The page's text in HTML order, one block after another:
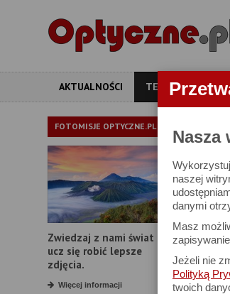
Nasza
naszej
danymi
Masz
Jeżeli nie
Polityką
twoich
AKTUALNOŚCI TESTY
FOTOMISJE OPTYCZNE.PL
Zwiedzaj z nami świat i
ucz się robić lepsze
zdjęcia.
Więcej informacji
24
4.